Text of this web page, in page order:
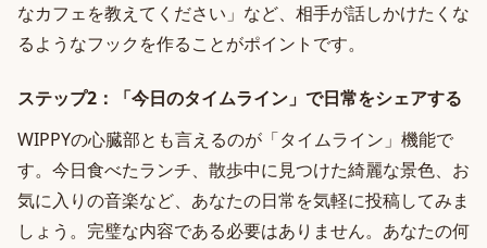
なカフェを教えてください」など、相手が話しかけたくな
るようなフックを作ることがポイントです。
ステップ2：「今日のタイムライン」で日常をシェアする
WIPPYの心臓部とも言えるのが「タイムライン」機能で
す。今日食べたランチ、散歩中に見つけた綺麗な景色、お
気に入りの音楽など、あなたの日常を気軽に投稿してみま
しょう。完璧な内容である必要はありません。あなたの何